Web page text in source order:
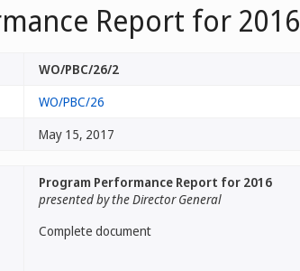
Report for 2016
WO/PBC/26/2
WO/PBC/26
May 15, 2017
Program Performance Report for 2016
presented by the Director General
Complete document